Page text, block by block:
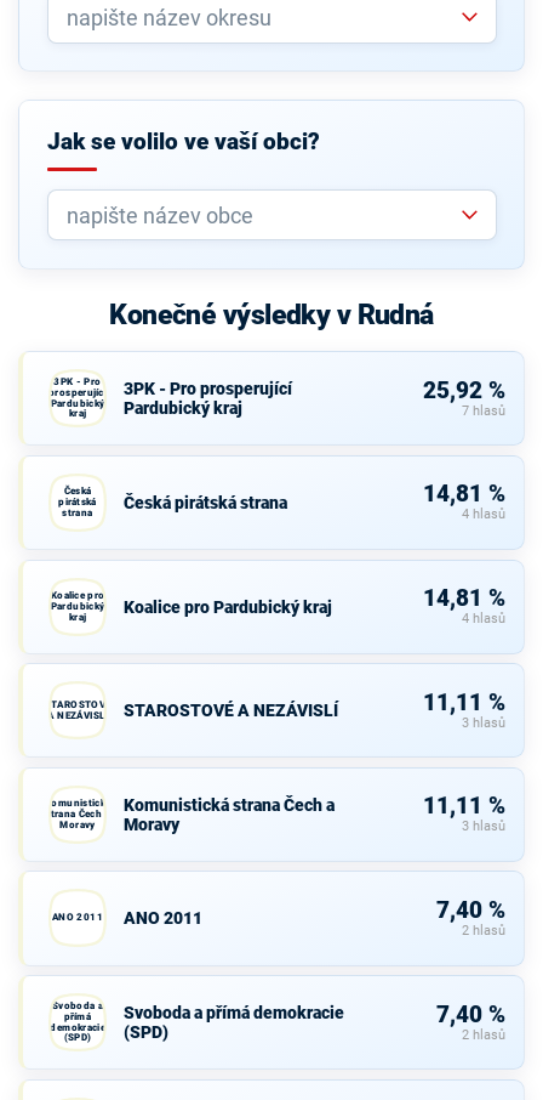
Jak se volilo ve vaší obci?
Konečné výsledky v Rudná
3PK - Pro
prosperující
Pardubický
kraj
3PK - Pro prosperující
Pardubický kraj
25,92 %
7 hlasů
Česká
pirátská
strana
Česká pirátská strana 14,81 %
4 hlasů
Koalice pro
Pardubický
kraj
Koalice pro Pardubický kraj 14,81 %
4 hlasů
STAROSTOVÉ
A NEZÁVISLÍ
STAROSTOVÉ A NEZÁVISLÍ 11,11 %
3 hlasů
Komunistická
strana Čech a
Moravy
Komunistická strana Čech a
Moravy
11,11 %
3 hlasů
ANO 2011 ANO 2011 7,40 %
2 hlasů
Svoboda a
přímá
demokracie
(SPD)
Svoboda a přímá demokracie
(SPD)
7,40 %
2 hlasů